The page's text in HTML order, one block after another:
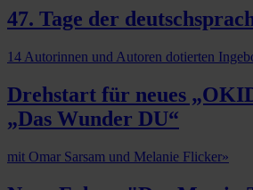
47. Tage der
14 Autorinnen und Autoren dotierten
Drehstart für neues
„Das Wunder DU“
mit Omar Sarsam und Melanie Flicker»